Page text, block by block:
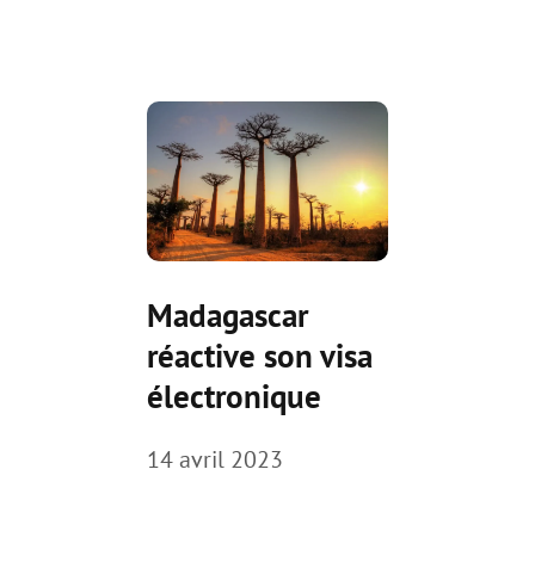
Madagascar
réactive son visa
électronique
14 avril 2023